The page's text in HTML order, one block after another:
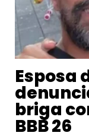
Esposa
briga
BBB 26